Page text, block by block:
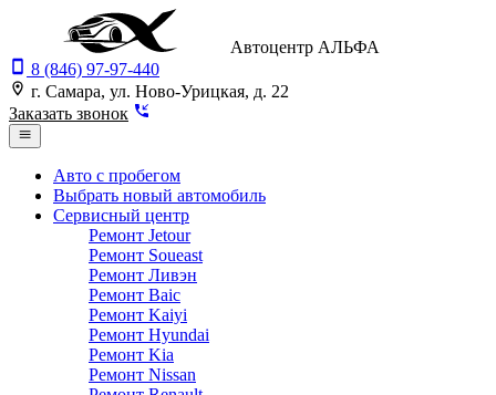
Автоцентр АЛЬФА
8 (846) 97-97-440
г. Самара, ул. Ново-Урицкая, д. 22
Заказать звонок
Авто с пробегом
Выбрать новый автомобиль
Сервисный центр
Ремонт Jetour
Ремонт Soueast
Ремонт Ливэн
Ремонт Baic
Ремонт Kaiyi
Ремонт Hyundai
Ремонт Kia
Ремонт Nissan